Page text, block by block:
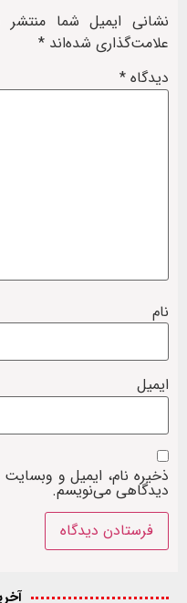
نشانی ایمیل شما
علامت‌گذاری شده‌اند *
دیدگاه *
نام
ایمیل
ذخیره نام، ایمیل و وبسایت
دیدگاهی می‌نویسم.